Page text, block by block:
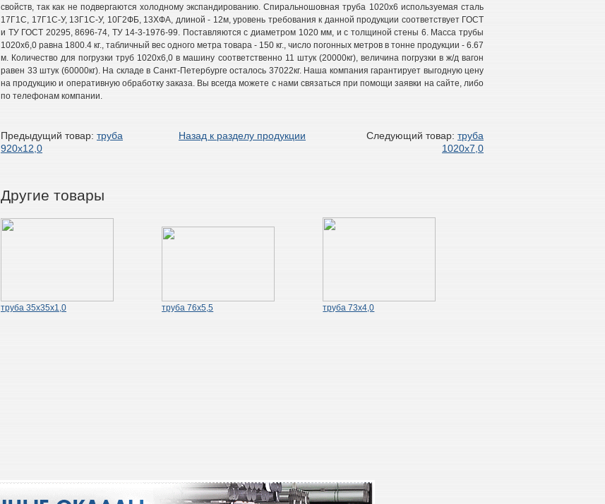
свойств, так как не подвергаются холодному экспандированию. Спиральношовная труба 1020х6 используемая сталь
17Г1С, 17Г1С-У, 13Г1С-У, 10Г2ФБ, 13ХФА, длиной - 12м, уровень требования к данной продукции соответствует ГОСТ
и ТУ ГОСТ 20295, 8696-74, ТУ 14-3-1976-99. Поставляются с диаметром 1020 мм, и с толщиной стены 6. Масса трубы
1020х6,0 равна 1800.4 кг., табличный вес одного метра товара - 150 кг., число погонных метров в тонне продукции - 6.67
м. Количество для погрузки труб 1020х6,0 в машину соответственно 11 штук (20000кг), величина погрузки в ж/д вагон
равен 33 штук (60000кг). На складе в Санкт-Петербурге осталось 37022кг. Наша компания гарантирует выгодную цену
на продукцию и оперативную обработку заказа. Вы всегда можете с нами связаться при помощи заявки на сайте, либо
по телефонам компании.
Предыдущий товар: труба
920х12,0
Назад к разделу продукции Следующий товар: труба
1020х7,0
Другие товары
труба 35х35х1,0 труба 76х5,5 труба 73х4,0